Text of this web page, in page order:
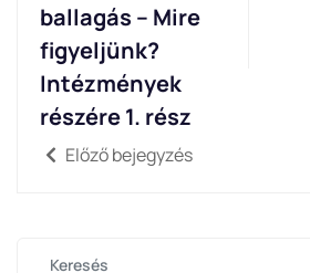
ballagás – Mire
figyeljünk?
Intézmények
részére 1. rész
Előző bejegyzés